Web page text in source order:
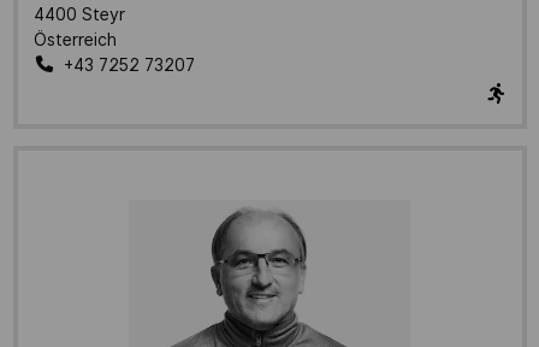
4400 Steyr
Österreich
+43 7252 73207